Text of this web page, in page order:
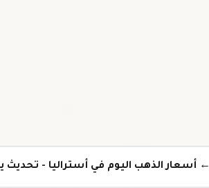
← أسعار الذهب اليوم في أستراليا -